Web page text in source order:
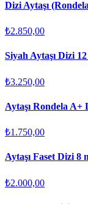
Dizi Aytaşı
₺2.850,00
Siyah Aytaşı Dizi
₺3.250,00
Aytaşı Rondela A+
₺1.750,00
Aytaşı Faset Dizi 8
₺2.000,00